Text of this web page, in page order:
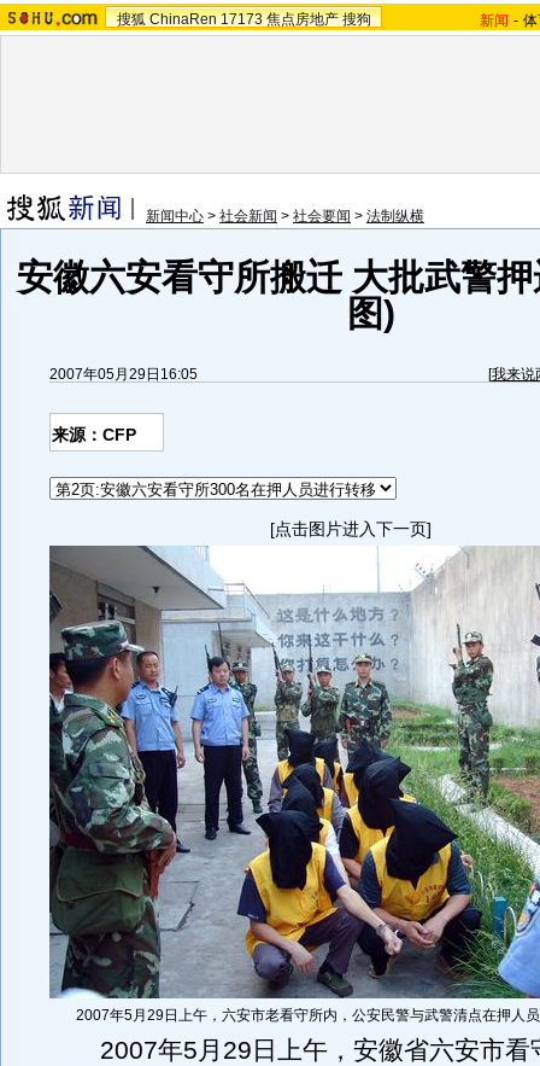
搜狐 ChinaRen 17173 焦点房地产 搜狗 新闻 -
新闻中心 > 社会新闻 > 社会要闻 > 法制纵横
安徽六安看守所搬迁 大批武警
图)
2007年05月29日16:05 [我来说
来源：CFP
[点击图片进入下一页]
2007年5月29日上午，六安市老看守所内，公安民警与武警清点在押人
2007年5月29日上午，安徽省六安市看